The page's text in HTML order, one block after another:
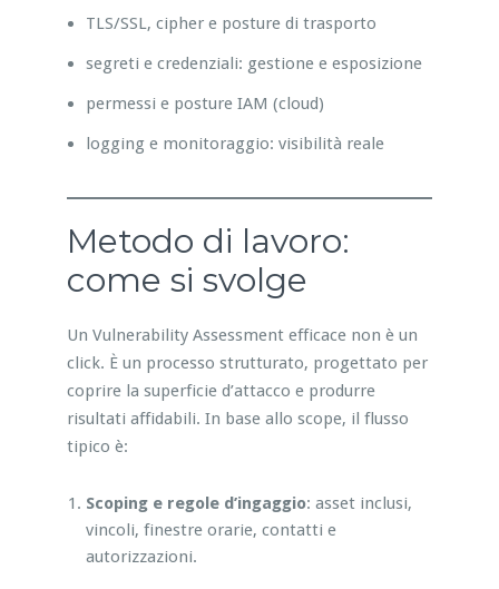
TLS/SSL, cipher e posture di trasporto
segreti e credenziali: gestione e esposizione
permessi e posture IAM (cloud)
logging e monitoraggio: visibilità reale
Metodo di lavoro:
come si svolge
Un Vulnerability Assessment efficace non è un
click. È un processo strutturato, progettato per
coprire la superficie d’attacco e produrre
risultati affidabili. In base allo scope, il flusso
tipico è:
Scoping e regole d’ingaggio: asset inclusi,
vincoli, finestre orarie, contatti e
autorizzazioni.